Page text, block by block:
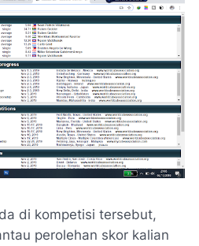
di kompetisi tersebut,
perolehan skor kalian